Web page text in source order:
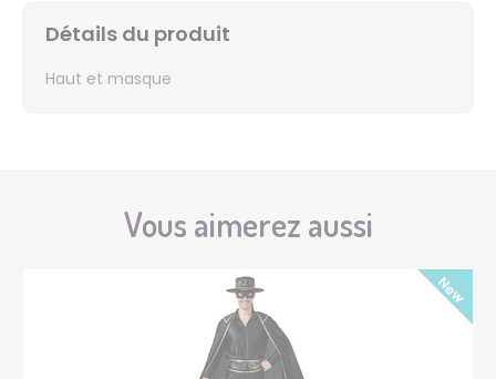
Détails du produit
Haut et masque
Vous aimerez aussi